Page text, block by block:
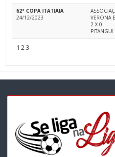
62ª COPA ITATIAIA
24/12/2023
VERONA
2 X 0
PITANGUI
1 23